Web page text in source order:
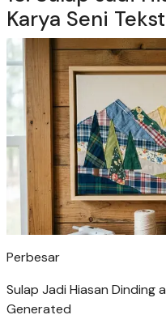
Karya Seni
Perbesar
Sulap Jadi Hiasan Dinding
Generated